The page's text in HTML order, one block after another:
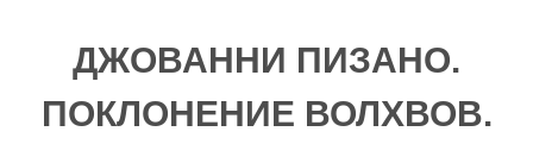
ДЖОВАННИ ПИЗАНО.
ПОКЛОНЕНИЕ ВОЛХВОВ.